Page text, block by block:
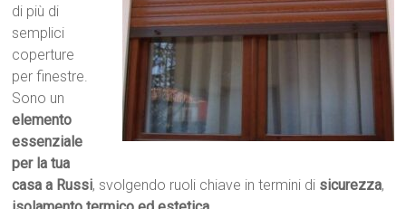
di più di
semplici
coperture
per finestre.
Sono un
elemento
essenziale
per la tua
casa a Russi, svolgendo ruoli chiave in termini di sicurezza,